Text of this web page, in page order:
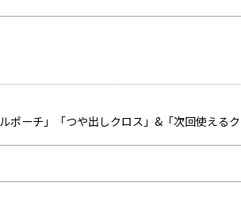
ーチ」「つや出しクロス」&「次回使える